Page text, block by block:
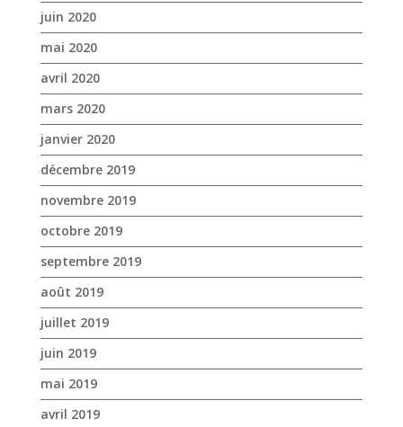
juin 2020
mai 2020
avril 2020
mars 2020
janvier 2020
décembre 2019
novembre 2019
octobre 2019
septembre 2019
août 2019
juillet 2019
juin 2019
mai 2019
avril 2019